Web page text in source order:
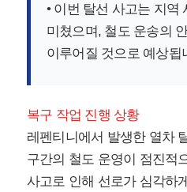
• 이번 탈선 사고는 지역
미쳤으며, 철도 운송의
이루어질 것으로 예상됩
복구 작업 진행 상황
레펜티니에서 발생한 열차
구간의 철도 운영이 점진적
사고로 인해 선로가 심각하